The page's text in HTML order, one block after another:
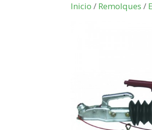
Inicio / Remolques /